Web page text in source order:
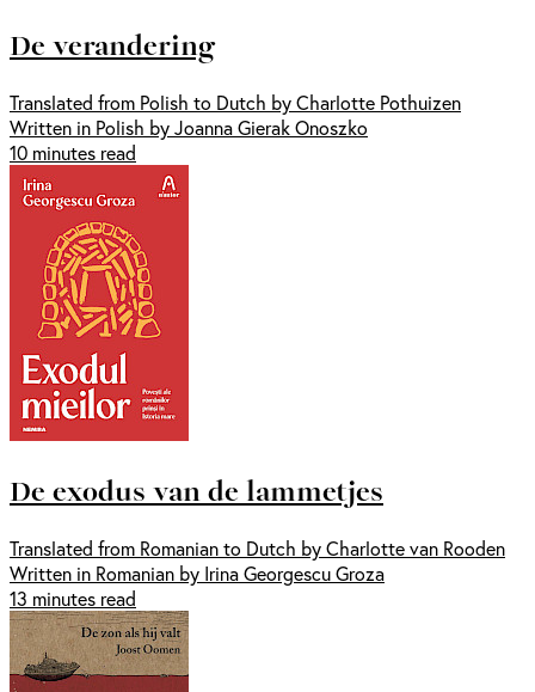
De verandering
Translated from Polish to Dutch by Charlotte Pothuizen
Written in Polish by Joanna Gierak Onoszko
10 minutes read
De exodus van de lammetjes
Translated from Romanian to Dutch by Charlotte van Rooden
Written in Romanian by Irina Georgescu Groza
13 minutes read